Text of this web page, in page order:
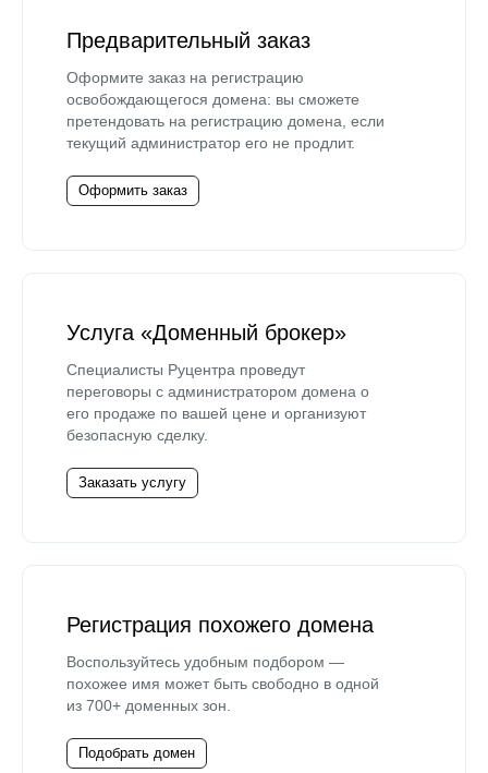
Предварительный заказ
Оформите заказ на регистрацию
освобождающегося домена: вы сможете
претендовать на регистрацию домена, если
текущий администратор его не продлит.
Оформить заказ
Услуга «Доменный брокер»
Специалисты Руцентра проведут
переговоры с администратором домена о
его продаже по вашей цене и организуют
безопасную сделку.
Заказать услугу
Регистрация похожего домена
Воспользуйтесь удобным подбором —
похожее имя может быть свободно в одной
из 700+ доменных зон.
Подобрать домен